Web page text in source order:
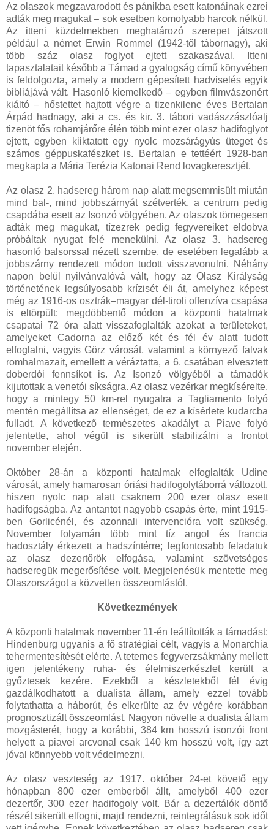
Az olaszok megzavarodott és pánikba esett katonáinak ezrei
adták meg magukat – sok esetben komolyabb harcok nélkül.
Az itteni küzdelmekben meghatározó szerepet játszott
például a német Erwin Rommel (1942-től tábornagy), aki
több száz olasz foglyot ejtett szakaszával. Itteni
tapasztalatait később a Támad a gyalogság című könyvében
is feldolgozta, amely a modern gépesített hadviselés egyik
bibliájává vált. Hasonló kiemelkedő – egyben filmvászonért
kiáltó – hőstettet hajtott végre a tizenkilenc éves Bertalan
Árpád hadnagy, aki a cs. és kir. 3. tábori vadászzászlóalj
tizenöt fős rohamjárőre élén több mint ezer olasz hadifoglyot
ejtett, egyben kiiktatott egy nyolc mozsárágyús üteget és
számos géppuskafészket is. Bertalan e tettéért 1928-ban
megkapta a Mária Terézia Katonai Rend lovagkeresztjét.
Az olasz 2. hadsereg három nap alatt megsemmisült miután
mind bal-, mind jobbszárnyát szétverték, a centrum pedig
csapdába esett az Isonzó völgyében. Az olaszok tömegesen
adták meg magukat, tízezrek pedig fegyvereiket eldobva
próbáltak nyugat felé menekülni. Az olasz 3. hadsereg
hasonló balsorssal nézett szembe, de esetében legalább a
jobbszárny rendezett módon tudott visszavonulni. Néhány
napon belül nyilvánvalóvá vált, hogy az Olasz Királyság
történetének legsúlyosabb krízisét éli át, amelyhez képest
még az 1916-os osztrák–magyar dél-tiroli offenzíva csapása
is eltörpült: megdöbbentő módon a központi hatalmak
csapatai 72 óra alatt visszafoglalták azokat a területeket,
amelyeket Cadorna az előző két és fél év alatt tudott
elfoglalni, vagyis Görz városát, valamint a környező falvak
romhalmazait, emellett a véráztatta, a 6. csatában elvesztett
doberdói fennsíkot is. Az Isonzó völgyéből a támadók
kijutottak a venetói síkságra. Az olasz vezérkar megkísérelte,
hogy a mintegy 50 km-rel nyugatra a Tagliamento folyó
mentén megállítsa az ellenséget, de ez a kísérlete kudarcba
fulladt. A következő természetes akadályt a Piave folyó
jelentette, ahol végül is sikerült stabilizálni a frontot
november elején.
Október 28-án a központi hatalmak elfoglalták Udine
városát, amely hamarosan óriási hadifogolytáborrá változott,
hiszen nyolc nap alatt csaknem 200 ezer olasz esett
hadifogságba. Az antantot nagyobb csapás érte, mint 1915-
ben Gorlicénél, és azonnali intervencióra volt szükség.
November folyamán több mint tíz angol és francia
hadosztály érkezett a hadszíntérre; legfontosabb feladatuk
az olasz dezertőrök elfogása, valamint szövetséges
hadseregük megerősítése volt. Megjelenésük mentette meg
Olaszországot a közvetlen összeomlástól.
Következmények
A központi hatalmak november 11-én leállították a támadást:
Hindenburg ugyanis a fő stratégiai célt, vagyis a Monarchia
tehermentesítését elérte. A tetemes fegyverzsákmány mellett
igen jelentékeny ruha- és élelmiszerkészlet került a
győztesek kezére. Ezekből a készletekből fél évig
gazdálkodhatott a dualista állam, amely ezzel tovább
folytathatta a háborút, és elkerülte az év végére korábban
prognosztizált összeomlást. Nagyon növelte a dualista állam
mozgásterét, hogy a korábbi, 384 km hosszú isonzói front
helyett a piavei arcvonal csak 140 km hosszú volt, így azt
jóval könnyebb volt védelmezni.
Az olasz veszteség az 1917. október 24-et követő egy
hónapban 800 ezer emberből állt, amelyből 400 ezer
dezertőr, 300 ezer hadifogoly volt. Bár a dezertálók döntő
részét sikerült elfogni, majd rendezni, reintegrálásuk sok időt